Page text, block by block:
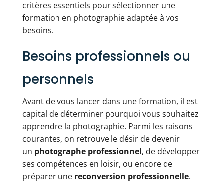
critères essentiels pour sélectionner une
formation en photographie adaptée à vos
besoins.
Besoins professionnels ou
personnels
Avant de vous lancer dans une formation, il est
capital de déterminer pourquoi vous souhaitez
apprendre la photographie. Parmi les raisons
courantes, on retrouve le désir de devenir
un photographe professionnel, de développer
ses compétences en loisir, ou encore de
préparer une reconversion professionnelle.